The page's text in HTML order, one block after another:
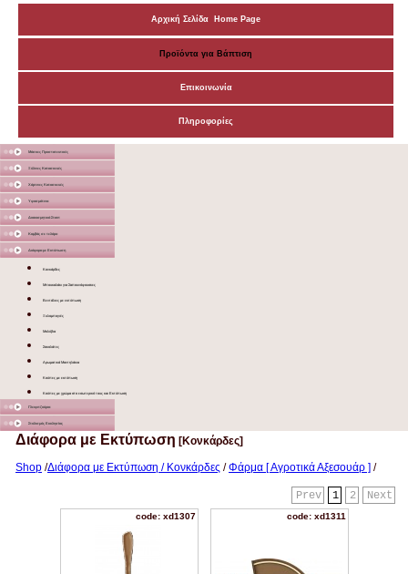
Αρχική Σελίδα Home Page
Προϊόντα για Βάπτιση
Επικοινωνία
Πληροφορίες
Μάσκες Προστατευτικές
Ξύλινες Κατασκευές
Χάρτινες Κατασκευές
Υφασμάτινα
Διακοσμητικά Σταντ
Καμβάς σε τελάρο
Διάφορα με Εκτύπωση
Κονκάρδες
Μπουκαλάκι για Σαπουνόφουσκες
Βεντάλιες με εκτύπωση
Ξυλομπογιές
Μολύβια
Σοκολάτες
Αρωματικά Μαντηλάκια
Κούπες με εκτύπωση
Κούπες με χρώμα στο εσωτερικό τους και Εκτύπωση
Γλειφιτζούρια
Στολισμός Εκκλησίας
Διάφορα με Εκτύπωση [Κονκάρδες]
Shop /Διάφορα με Εκτύπωση / Κονκάρδες /Φάρμα [ Αγροτικά Αξεσουάρ ] /
Next
2
1
Prev
code: xd1307 code: xd1311